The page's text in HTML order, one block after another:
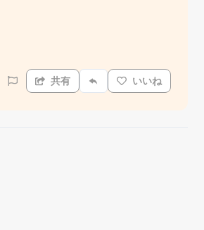
共有 いいね